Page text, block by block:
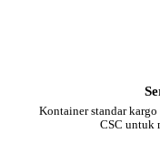
Kontainer standar
CSC untuk